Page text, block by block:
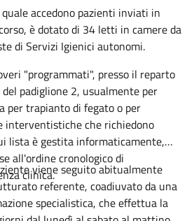
accedono pazienti inviati in
è dotato di 34 letti in camere da
di Servizi Igienici autonomi.
"programmati", presso il reparto
padiglione 2, usualmente per
per trapianto di fegato o per
interventistiche che richiedono
lista è gestita informaticamente,
all'ordine cronologico di
clinica.
viene seguito abitualmente
referente, coadiuvato da una
specialistica, che effettua la